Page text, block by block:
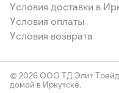
Условия доставки в
Условия оплаты
Условия возврата
© 2026 ООО ТД Элит Трейд.
домой в Иркутске.